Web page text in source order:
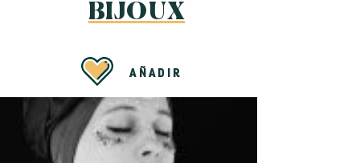
BIJOUX
AÑADIR